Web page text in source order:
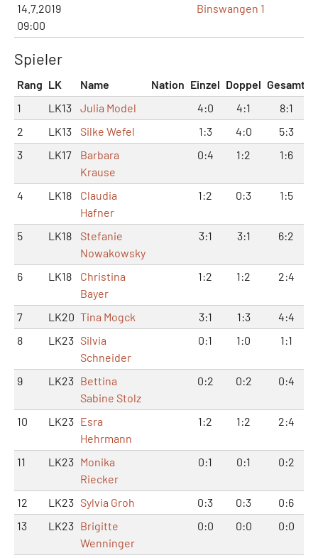
14.7.2019
09:00
Binswangen 1
Spieler
Rang LK Name Nation Einzel Doppel Gesamt
1
LK13 Julia Model 4:0 4:1
8:1
2
LK13 Silke Wefel 1:3 4:0
5:3
3
LK17
Barbara
Krause
0:4 1:2 1:6
4 LK18
Claudia
Hafner
1:2 0:3 1:5
5 LK18
Stefanie
Nowakowsky
3:1 3:1 6:2
6 LK18
Christina
Bayer
1:2 1:2 2:4
7 LK20 Tina Mogck 3:1 1:3
4:4
8
LK23 Silvia
Schneider
0:1 1:0 1:1
9 LK23 Bettina
Sabine Stolz
0:2 0:2 0:4
10 LK23 Esra
Hehrmann
1:2 1:2 2:4
11 LK23 Monika
Riecker
0:1 0:1 0:2
12 LK23 Sylvia Groh 0:3 0:3
0:6
13
LK23 Brigitte
Wenninger
0:0 0:0 0:0